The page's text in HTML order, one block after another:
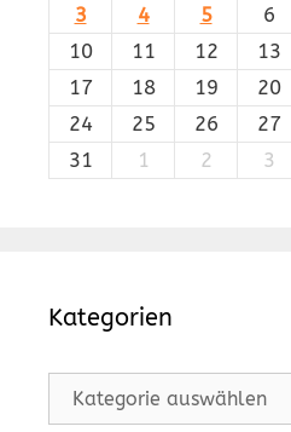
3
4 5 6
10
11 12 13
17
18 19 20
24
25 26 27
31
1 2 3
Kategorien
Kategorien